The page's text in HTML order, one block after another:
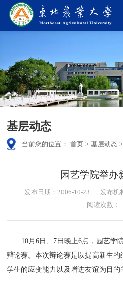
基层动态
当前您的位置： 首页 > 基层动态 >
园艺学院举办
发布日期：2006-10-23 发布机
阅读次数：
10月6日、7日晚上6点，园艺学
辩论赛。本次辩论赛是以提高新生
学生的应变能力以及增进友谊为目的